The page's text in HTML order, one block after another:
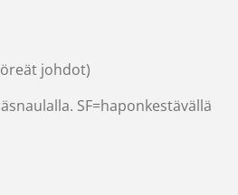
johdot)
SF=haponkestävällä